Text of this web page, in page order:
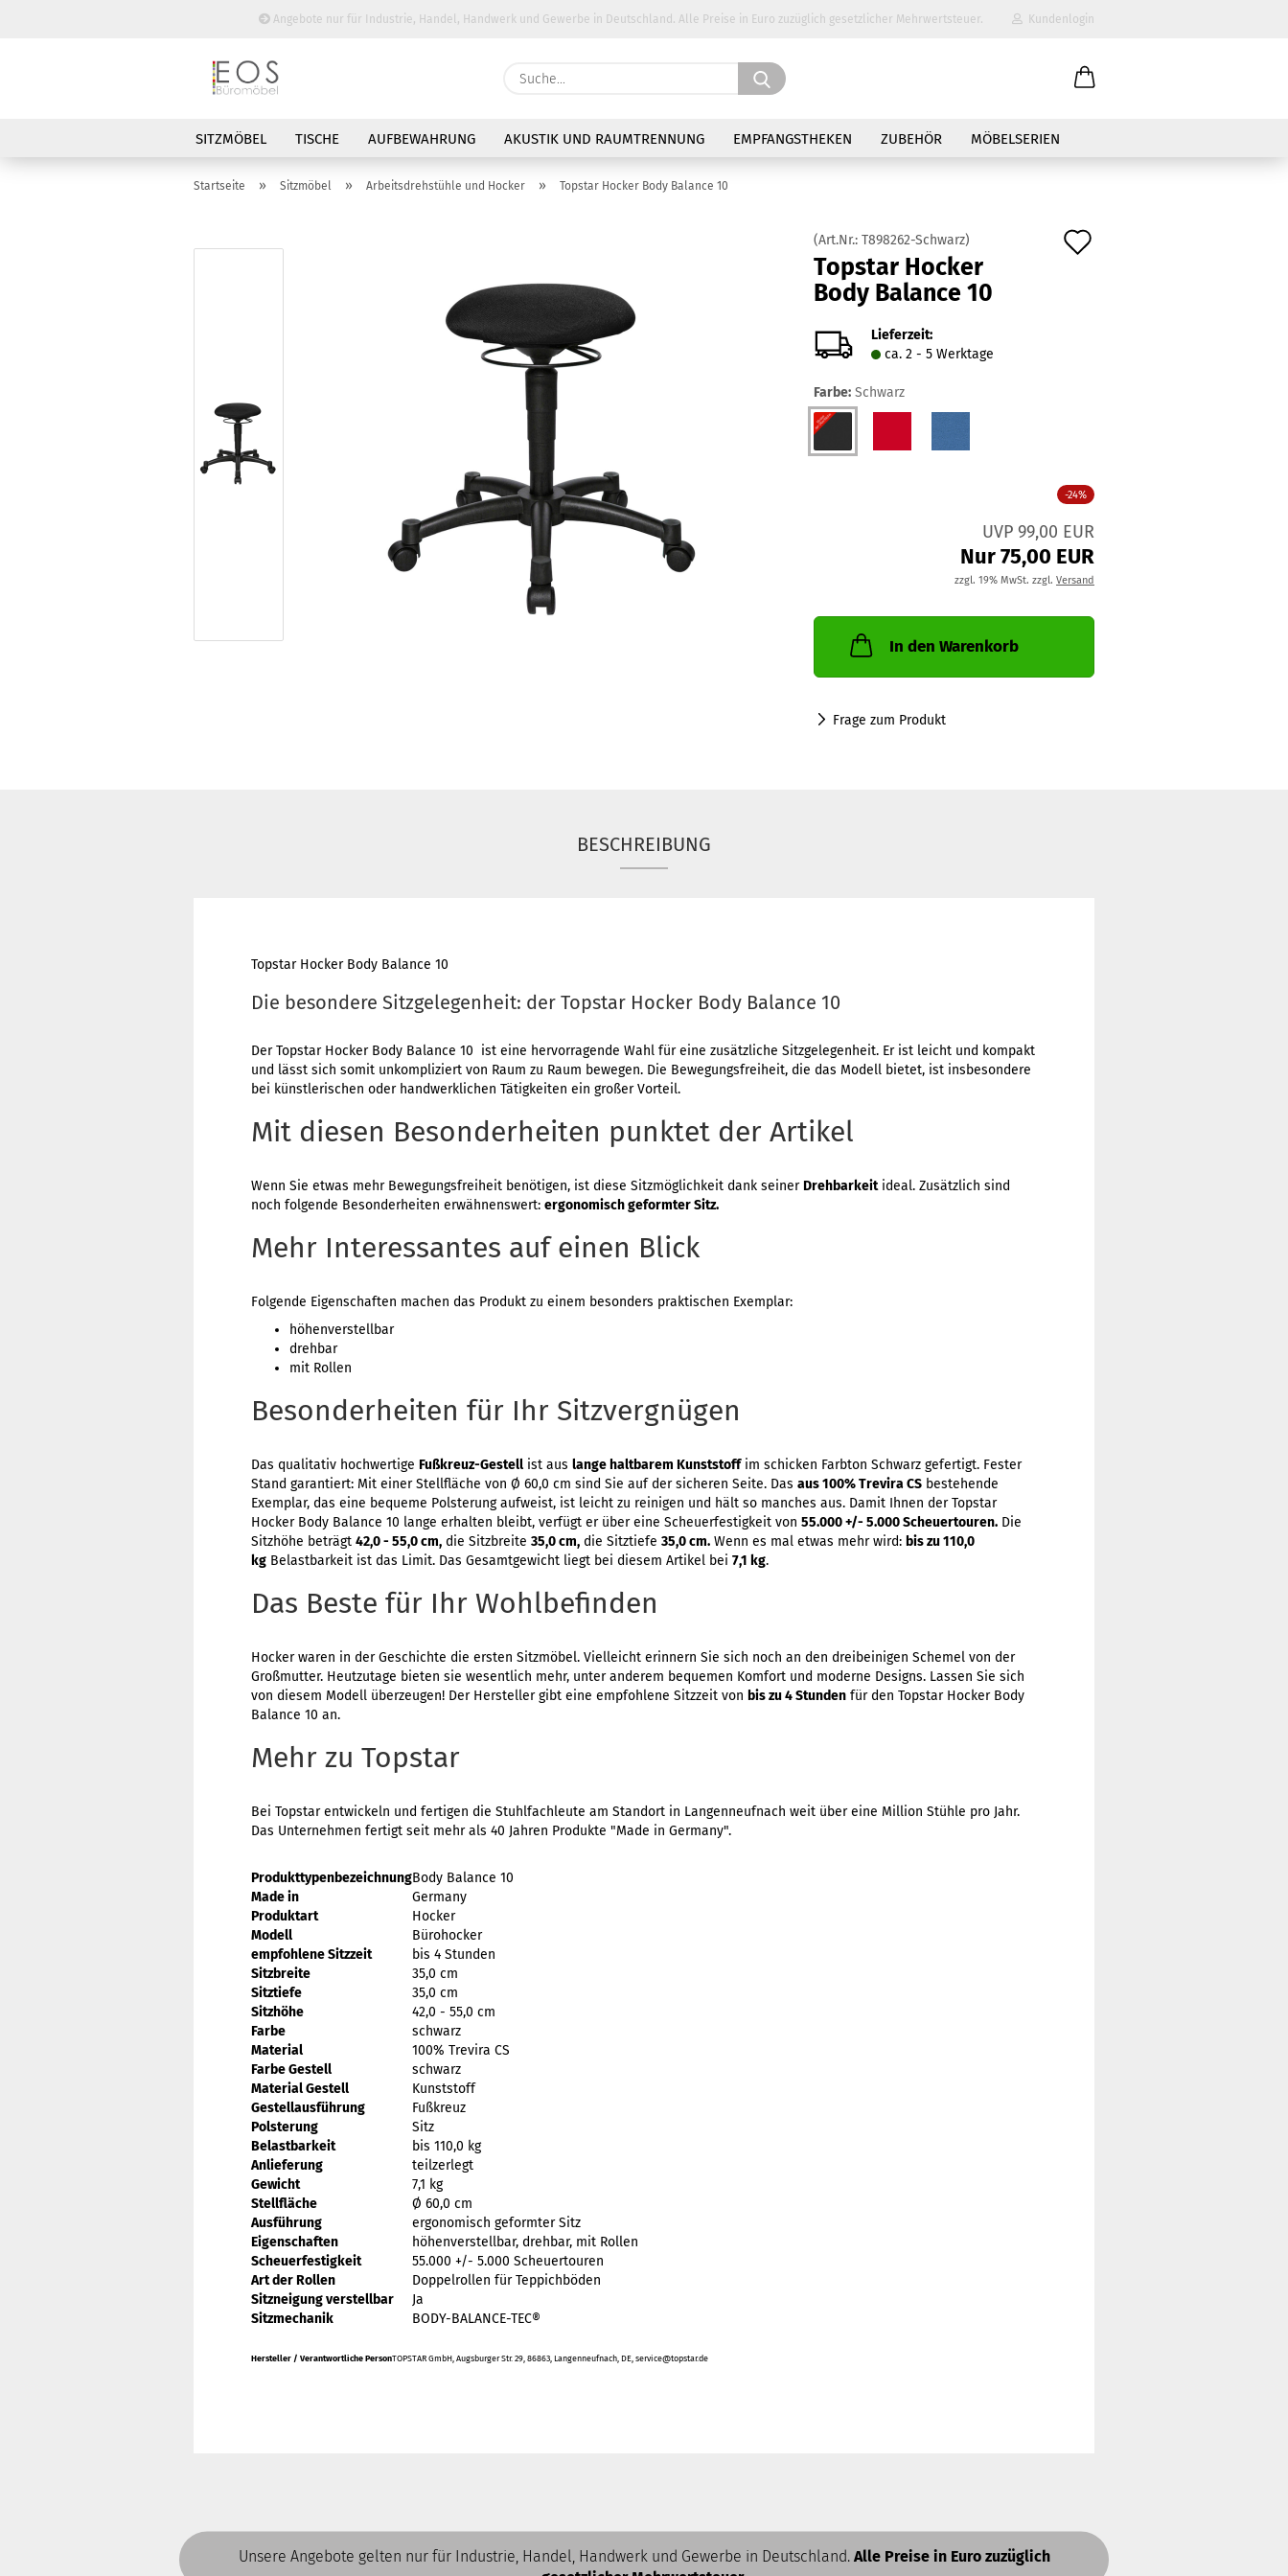
Angebote nur für Industrie, Handel, Handwerk und Gewerbe in Deutschland. Alle Preise in Euro zuzüglich gesetzlicher Mehrwertsteuer. Kundenlogin
Konto erstellen
Suche...
SITZMÖBEL TISCHE AUFBEWAHRUNG AKUSTIK UND RAUMTRENNUNG EMPFANGSTHEKEN ZUBEHÖR MÖBELSERIEN
BESPRECHUNGSTISCHE
Startseite » Sitzmöbel » Arbeitsdrehstühle und Hocker » Topstar Hocker Body Balance 10
(Art.Nr.: T898262-Schwarz)
Topstar Hocker
Body Balance 10
Lieferzeit:
ca. 2 - 5 Werktage
Farbe: Schwarz
-24%
UVP 99,00 EUR
Nur 75,00 EUR
zzgl. 19% MwSt. zzgl. Versand
In den Warenkorb
Frage zum Produkt
BESCHREIBUNG
Topstar Hocker Body Balance 10
Die besondere Sitzgelegenheit: der Topstar Hocker Body Balance 10
Der Topstar Hocker Body Balance 10 ist eine hervorragende Wahl für eine zusätzliche Sitzgelegenheit. Er ist leicht und kompakt
und lässt sich somit unkompliziert von Raum zu Raum bewegen. Die Bewegungsfreiheit, die das Modell bietet, ist insbesondere
bei künstlerischen oder handwerklichen Tätigkeiten ein großer Vorteil.
Mit diesen Besonderheiten punktet der Artikel
Wenn Sie etwas mehr Bewegungsfreiheit benötigen, ist diese Sitzmöglichkeit dank seinerDrehbarkeitideal. Zusätzlich sind
noch folgende Besonderheiten erwähnenswert: ergonomisch geformter Sitz.
Mehr Interessantes auf einen Blick
Folgende Eigenschaften machen das Produkt zu einem besonders praktischen Exemplar:
höhenverstellbar
drehbar
mit Rollen
Besonderheiten für Ihr Sitzvergnügen
Das qualitativ hochwertige Fußkreuz-Gestell ist aus lange haltbarem Kunststoffim schicken Farbton Schwarz gefertigt. Fester
Stand garantiert: Mit einer Stellfläche von Ø 60,0 cm sind Sie auf der sicheren Seite. Das aus 100% Trevira CS bestehende
Exemplar, das eine bequeme Polsterung aufweist, ist leicht zu reinigen und hält so manches aus. Damit Ihnen der Topstar
Hocker Body Balance 10 lange erhalten bleibt, verfügt er über eine Scheuerfestigkeit von 55.000 +/- 5.000 Scheuertouren. Die
Sitzhöhe beträgt 42,0 - 55,0 cm, die Sitzbreite 35,0 cm, die Sitztiefe 35,0 cm. Wenn es mal etwas mehr wird: bis zu 110,0
kg Belastbarkeit ist das Limit. Das Gesamtgewicht liegt bei diesem Artikel bei 7,1 kg.
Das Beste für Ihr Wohlbefinden
Hocker waren in der Geschichte die ersten Sitzmöbel. Vielleicht erinnern Sie sich noch an den dreibeinigen Schemel von der
Großmutter. Heutzutage bieten sie wesentlich mehr, unter anderem bequemen Komfort und moderne Designs. Lassen Sie sich
von diesem Modell überzeugen! Der Hersteller gibt eine empfohlene Sitzzeit von bis zu 4 Stunden für den Topstar Hocker Body
Balance 10 an.
Mehr zu Topstar
Bei Topstar entwickeln und fertigen die Stuhlfachleute am Standort in Langenneufnach weit über eine Million Stühle pro Jahr.
Das Unternehmen fertigt seit mehr als 40 Jahren Produkte "Made in Germany".
ProdukttypenbezeichnungBody Balance 10
Made in
Germany
Produktart
Hocker
Modell
Bürohocker
empfohlene Sitzzeit
bis 4 Stunden
Sitzbreite
35,0 cm
Sitztiefe
35,0 cm
Sitzhöhe
42,0 - 55,0 cm
Farbe
schwarz
Material
100% Trevira CS
Farbe Gestell
schwarz
Material Gestell
Kunststoff
Gestellausführung
Fußkreuz
Polsterung
Sitz
Belastbarkeit
bis 110,0 kg
Anlieferung
teilzerlegt
Gewicht
7,1 kg
Stellfläche
Ø 60,0 cm
Ausführung
ergonomisch geformter Sitz
Eigenschaften
höhenverstellbar, drehbar, mit Rollen
Scheuerfestigkeit
55.000 +/- 5.000 Scheuertouren
Art der Rollen
Doppelrollen für Teppichböden
Sitzneigung verstellbar
Ja
Sitzmechanik
BODY-BALANCE-TEC®
Hersteller / Verantwortliche PersonTOPSTAR GmbH, Augsburger Str. 29, 86863, Langenneufnach, DE, service@topstar.de
Unsere Angebote gelten nur für Industrie, Handel, Handwerk und Gewerbe in Deutschland. Alle Preise in Euro zuzüglich